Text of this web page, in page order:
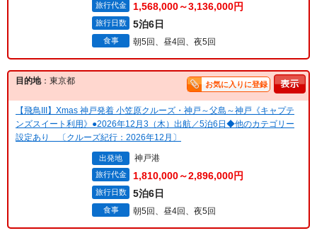
旅行代金 1,568,000～3,136,000円
旅行日数 5泊6日
食事 朝5回、昼4回、夜5回
目的地：東京都 お気に入りに登録
【飛鳥III】Xmas 神戸発着 小笠原クルーズ・神戸～父島～神戸《キャプテ
ンズスイート利用》●2026年12月3（木）出航／5泊6日◆他のカテゴリー
設定あり 〔クルーズ紀行：2026年12月〕
出発地 神戸港
旅行代金 1,810,000～2,896,000円
旅行日数 5泊6日
食事 朝5回、昼4回、夜5回